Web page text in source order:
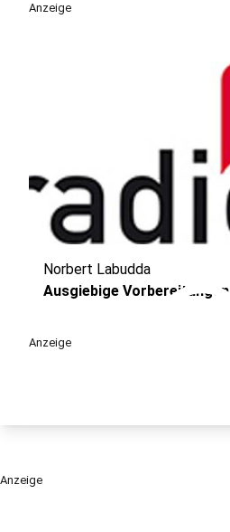
Anzeige
play_circle
Norbert Labudda
Ausgiebige Vorbereitungen
Anzeige
Anzeige